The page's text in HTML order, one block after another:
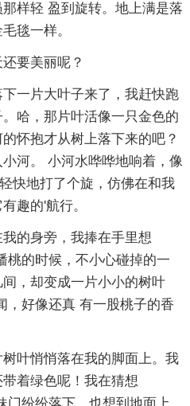
样轻 盈到旋转。地上满是落
毯一样。
要美丽呢？
一片大叶子来了，我赶快跑
哈，那片叶活像一只金色的
怀抱才从树上落下来的吧？
河。 小河水哗哗地响着，像
快地打了个旋，仿佛在和我
趣的'航行。
的身旁，我捧在手里想
桃的时候，不小心碰掉的一
，却变成一片小小的树叶
，好像还真 有一股桃子的香
叶悄悄落在我的脚面上。我
着绿色呢！我在猜想